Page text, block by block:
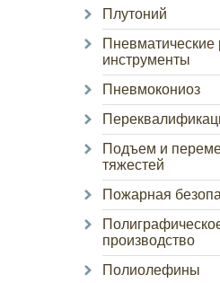
Плутоний
Пневматические
инструменты
Пневмокониоз
Подъем и
тяжестей
Пожарная
производство
Полиолефины